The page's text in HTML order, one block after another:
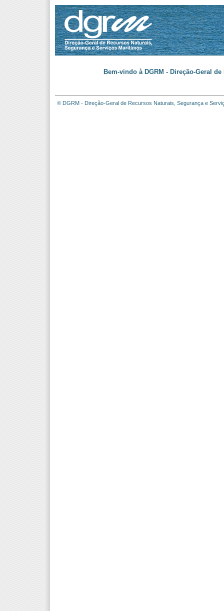
Bem-vindo à DGRM - Direção-Geral
© DGRM - Direção-Geral de Recursos Naturais, Segurança e